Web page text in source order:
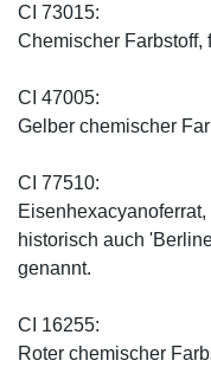
CI 73015:
Chemischer Farbstoff,
CI 47005:
Gelber chemischer
CI 77510:
historisch auch
genannt.
CI 16255:
Roter chemischer